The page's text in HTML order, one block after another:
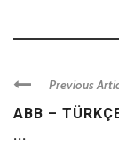
Previous
ABB –
...